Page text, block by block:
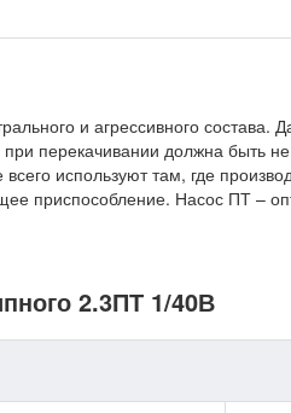
и агрессивного состава.
при перекачивании должна
используют там, где
приспособление. Насос ПТ –
2.3ПТ 1/40В